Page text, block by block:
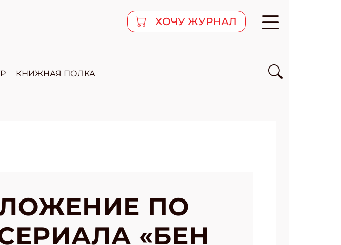
ХОЧУ ЖУРНАЛ
КНИЖНАЯ ПОЛКА
ПО
«БЕН